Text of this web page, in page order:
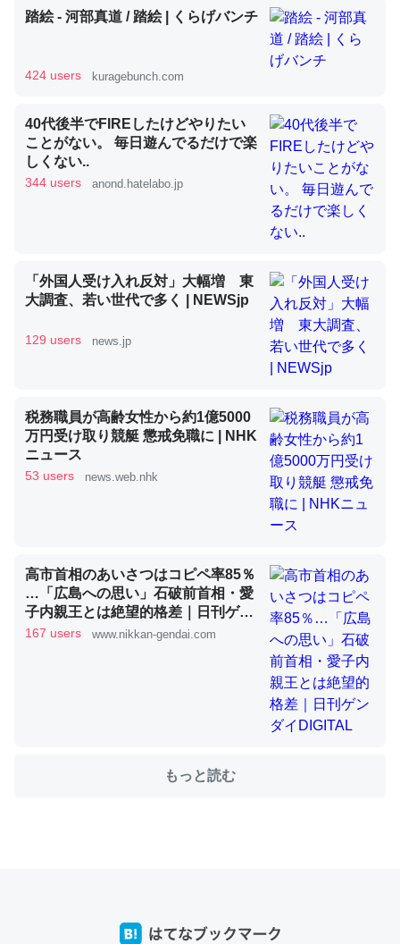
くらい。小説でいう「ずっと前の伏線」は回収されないけ
ど、短期記憶というには多い分量。進化すればするほど分
─GPTの仕組みと限界についての考察（１） - conceptualization
昆虫ってカルシウム少ないのか。知らんかった。調べたら
コオロギのカルシウム分はエビの600分の1程度。
─ニュース :: 【研究発表】昆虫学の大問題＝「昆虫はなぜ海にいな
論文では「淡水はカルシウムも酸素も不足してて両方に不
いる鋏角類（カブトガニ・ウミグモ）はカルシウムを使わ
ずキチンを強化してる筈だが、酵素が違うのか？
─ニュース :: 【研究発表】昆虫学の大問題＝「昆虫はなぜ海にいな
いのか」に関する新仮説
これを元に考えるとカルシウムを大量に使う脊椎動物と貝
類は苦労してるんだな…。腹足類だと殻を無くしてナメク
ジになったり努力してるし。
─ニュース :: 【研究発表】昆虫学の大問題＝「昆虫はなぜ海にいな
踏絵 - 河部真道 / 踏絵 | くらげバンチ
424 users kuragebunch.com
40代後半でFIREしたけどやりたい
ことがない。 毎日遊んでるだけで楽
しくない..
344 users anond.hatelabo.jp
「外国人受け入れ反対」大幅増 東
大調査、若い世代で多く | NEWSjp
129 users news.jp
税務職員が高齢女性から約1億5000
万円受け取り競艇 懲戒免職に | NHK
ニュース
53 users news.web.nhk
高市首相のあいさつはコピペ率85％
…「広島への思い」石破前首相・愛
子内親王とは絶望的格差｜日刊ゲン
ダイDIGITAL
167 users www.nikkan-gendai.com
もっと読む